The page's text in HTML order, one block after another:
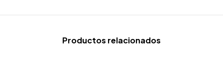
Productos relacionados